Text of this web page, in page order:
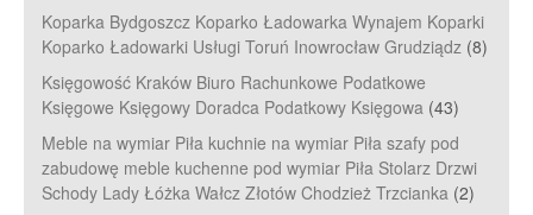
Koparka Bydgoszcz Koparko Ładowarka Wynajem Koparki
Koparko Ładowarki Usługi Toruń Inowrocław Grudziądz (8)
Księgowość Kraków Biuro Rachunkowe Podatkowe
Księgowe Księgowy Doradca Podatkowy Księgowa (43)
Meble na wymiar Piła kuchnie na wymiar Piła szafy pod
zabudowę meble kuchenne pod wymiar Piła Stolarz Drzwi
Schody Lady Łóżka Wałcz Złotów Chodzież Trzcianka (2)